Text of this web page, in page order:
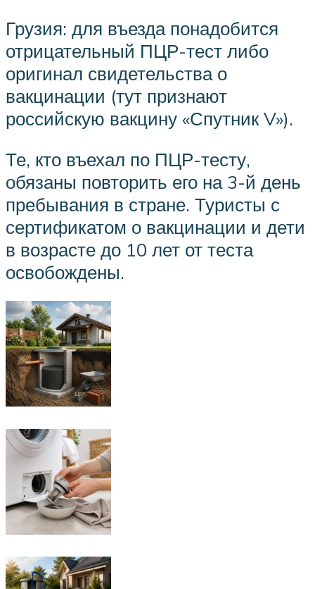
Грузия: для въезда понадобится
отрицательный ПЦР-тест либо
оригинал свидетельства о
вакцинации (тут признают
российскую вакцину «Спутник V»).
Те, кто въехал по ПЦР-тесту,
обязаны повторить его на 3-й день
пребывания в стране. Туристы с
сертификатом о вакцинации и дети
в возрасте до 10 лет от теста
освобождены.